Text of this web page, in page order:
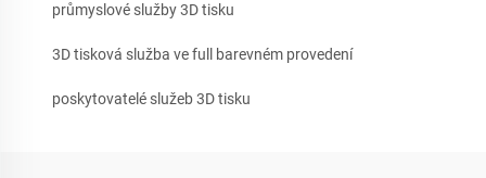
průmyslové služby 3D tisku
3D tisková služba ve full barevném provedení
poskytovatelé služeb 3D tisku